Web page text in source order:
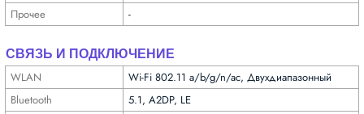
Прочее -
СВЯЗЬ И ПОДКЛЮЧЕНИЕ
WLAN
Wi-Fi 802.11 a/b/g/n/ac, Двухдиапазонный
Bluetooth
5.1, A2DP, LE